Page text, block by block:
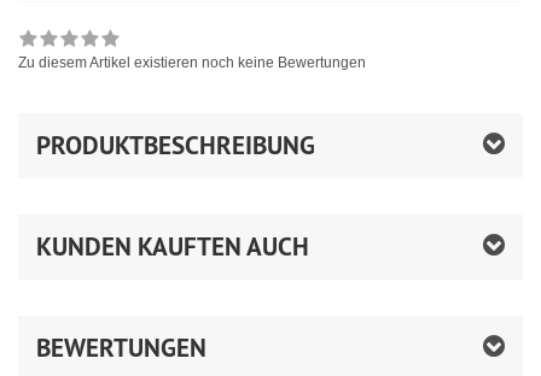
Zu diesem Artikel existieren noch keine Bewertungen
PRODUKTBESCHREIBUNG
KUNDEN KAUFTEN AUCH
BEWERTUNGEN